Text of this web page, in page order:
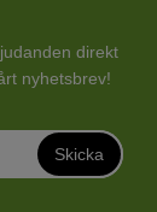
direkt
nyhetsbrev!
Skicka